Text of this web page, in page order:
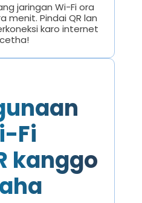
jaringan Wi-Fi ora
menit. Pindai QR lan
karo internet
Fi
kanggo